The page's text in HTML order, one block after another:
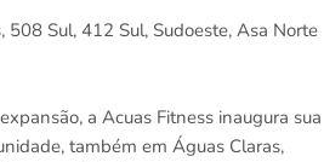
Sul, 412 Sul, Sudoeste, Asa Norte
a Acuas Fitness inaugura sua
também em Águas Claras,